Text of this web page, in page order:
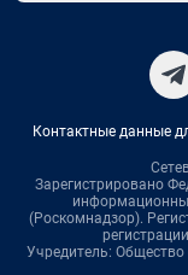
Контактные данные
Зарегистрировано
(Роскомнадзор).
Учредитель: